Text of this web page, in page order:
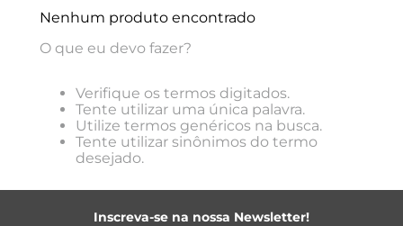
Nenhum produto encontrado
O que eu devo fazer?
Verifique os termos digitados.
Tente utilizar uma única palavra.
Utilize termos genéricos na busca.
Tente utilizar sinônimos do termo
desejado.
Inscreva-se na nossa Newsletter!